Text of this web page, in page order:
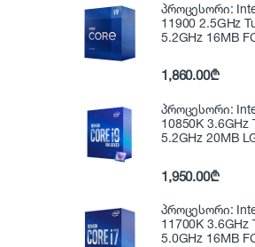
პროცესორი:
11900 2.5GHz
5.2GHz 16MB
1,860.00₾
პროცესორი:
10850K 3.6GHz
5.2GHz 20MB
1,950.00₾
პროცესორი:
11700K 3.6GHz
5.0GHz 16MB